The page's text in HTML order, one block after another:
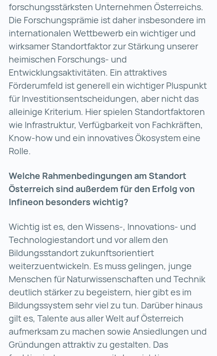
forschungsstärksten Unternehmen Österreichs.
Die Forschungsprämie ist daher insbesondere im
internationalen Wettbewerb ein wichtiger und
wirksamer Standortfaktor zur Stärkung unserer
heimischen Forschungs- und
Entwicklungsaktivitäten. Ein attraktives
Förderumfeld ist generell ein wichtiger Pluspunkt
für Investitionsentscheidungen, aber nicht das
alleinige Kriterium. Hier spielen Standortfaktoren
wie Infrastruktur, Verfügbarkeit von Fachkräften,
Know-how und ein innovatives Ökosystem eine
Rolle.
Welche Rahmenbedingungen am Standort
Österreich sind außerdem für den Erfolg von
Infineon besonders wichtig?
Wichtig ist es, den Wissens-, Innovations- und
Technologiestandort und vor allem den
Bildungsstandort zukunftsorientiert
weiterzuentwickeln. Es muss gelingen, junge
Menschen für Naturwissenschaften und Technik
deutlich stärker zu begeistern, hier gibt es im
Bildungssystem sehr viel zu tun. Darüber hinaus
gilt es, Talente aus aller Welt auf Österreich
aufmerksam zu machen sowie Ansiedlungen und
Gründungen attraktiv zu gestalten. Das